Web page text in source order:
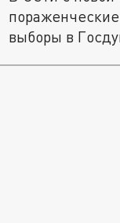
выборы в